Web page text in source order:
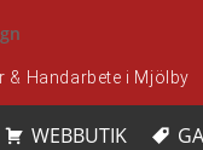
& Handarbete i Mjölby
WEBBUTIK